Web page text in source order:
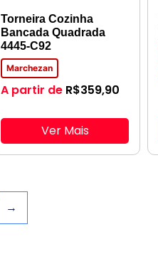
Torneira Cozinha
Bancada Quadrada
4445-C92
Marchezan
A partir de R$359,90
Ver Mais
→